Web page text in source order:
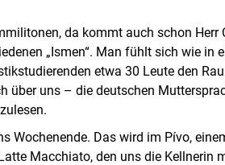
da kommt auch schon Herr
„Ismen“. Man fühlt sich wie in
etwa 30 Leute den
über uns – die deutschen
Wochenende. Das wird im Pívo,
Macchiato, den uns die Kellnerin